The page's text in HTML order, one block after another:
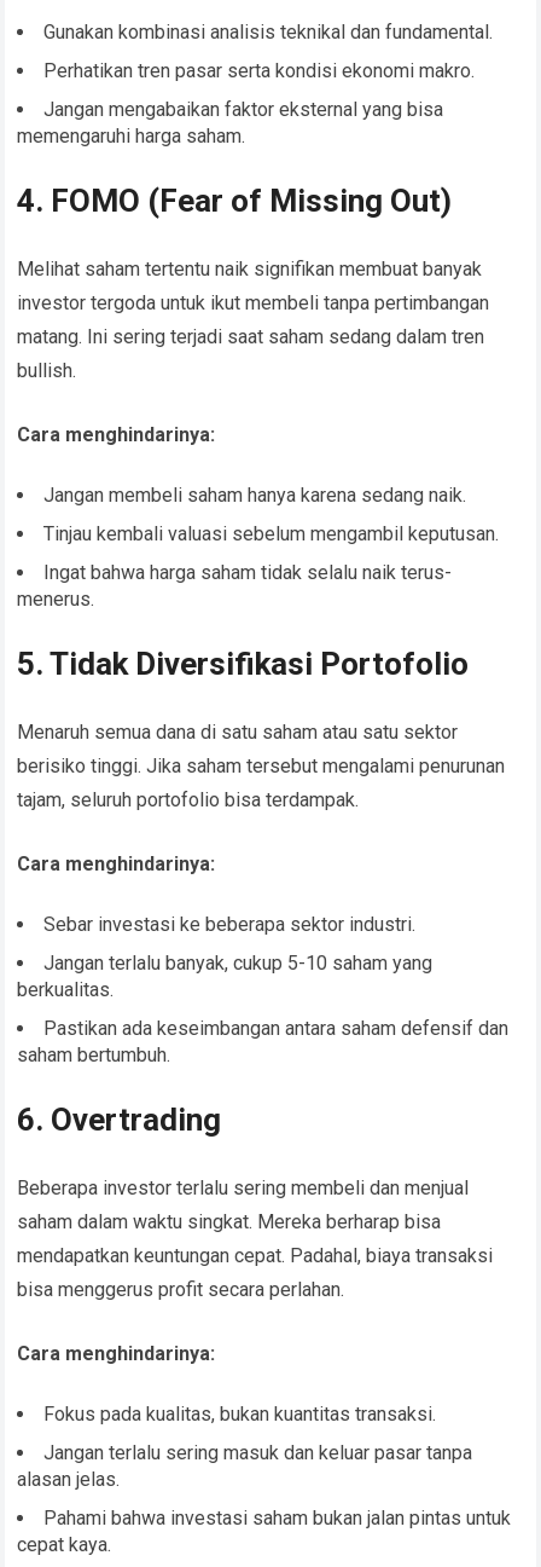
Gunakan kombinasi analisis teknikal dan fundamental.
Perhatikan tren pasar serta kondisi ekonomi makro.
Jangan mengabaikan faktor eksternal yang bisa
memengaruhi harga saham.
4. FOMO (Fear of Missing Out)
Melihat saham tertentu naik signifikan membuat banyak
investor tergoda untuk ikut membeli tanpa pertimbangan
matang. Ini sering terjadi saat saham sedang dalam tren
bullish.
Cara menghindarinya:
Jangan membeli saham hanya karena sedang naik.
Tinjau kembali valuasi sebelum mengambil keputusan.
Ingat bahwa harga saham tidak selalu naik terus-
menerus.
5. Tidak Diversifikasi Portofolio
Menaruh semua dana di satu saham atau satu sektor
berisiko tinggi. Jika saham tersebut mengalami penurunan
tajam, seluruh portofolio bisa terdampak.
Cara menghindarinya:
Sebar investasi ke beberapa sektor industri.
Jangan terlalu banyak, cukup 5-10 saham yang
berkualitas.
Pastikan ada keseimbangan antara saham defensif dan
saham bertumbuh.
6. Overtrading
Beberapa investor terlalu sering membeli dan menjual
saham dalam waktu singkat. Mereka berharap bisa
mendapatkan keuntungan cepat. Padahal, biaya transaksi
bisa menggerus profit secara perlahan.
Cara menghindarinya:
Fokus pada kualitas, bukan kuantitas transaksi.
Jangan terlalu sering masuk dan keluar pasar tanpa
alasan jelas.
Pahami bahwa investasi saham bukan jalan pintas untuk
cepat kaya.